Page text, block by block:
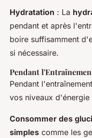
Hydratation : La
pendant et après
boire suffisamment
si nécessaire.
Pendant
Pendant
vos niveaux
Consommer des
simples comme les